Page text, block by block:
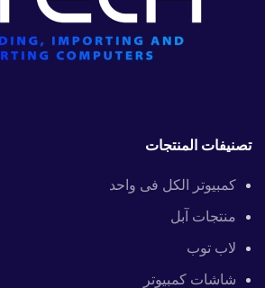
تصنيفات المنتجات
كمبيوتر الكل فى واحد
منتجات آبل
لاب توب
شاشات كمبيوتر